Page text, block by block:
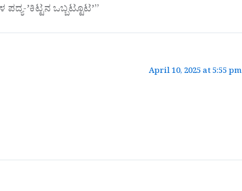
ʼಕಿಟ್ಟನ ಒಬ್ಬಟ್ಟೂಟʼ”
April 10, 2025 at 5:55 pm